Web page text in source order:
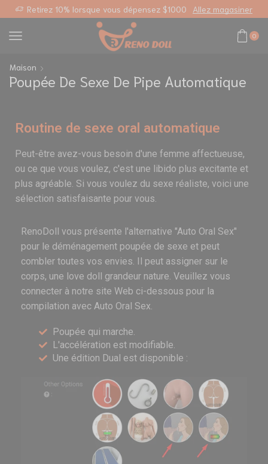
$1000 Allez magasiner
0
Maison
Poupée De Sexe De Pipe Automatique
Routine de sexe oral automatique
Peut-être avez-vous besoin d'une femme affectueuse,
ou ce que vous voulez, c'est une libido plus excitante et
plus agréable. Si vous voulez du sexe réaliste, voici une
sélection satisfaisante pour vous.
RenoDoll vous présente l'alternative "Auto Oral Sex"
pour le déménagement poupée de sexe et peut
combler toutes vos envies. Il peut assigner sur le
corps, une love doll grandeur nature. Veuillez vous
connecter à notre site Web ci-dessous pour la
compilation avec Auto Oral Sex.
Poupée qui marche.
L'accélération est modifiable.
Une édition Dual est disponible :